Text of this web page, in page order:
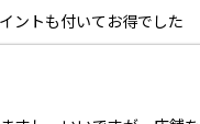
ントも付いてお得でした